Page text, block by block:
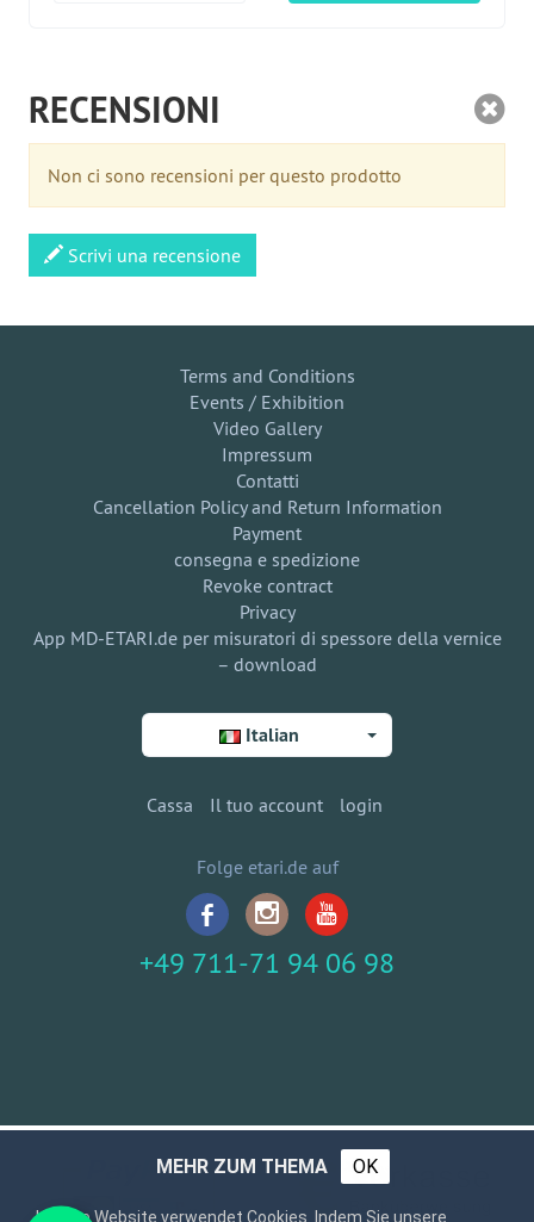
RECENSIONI
Non ci sono recensioni per questo prodotto
Scrivi una recensione
Terms and Conditions
Events / Exhibition
Video Gallery
Impressum
Contatti
Cancellation Policy and Return Information
Payment
consegna e spedizione
Revoke contract
Privacy
App MD-ETARI.de per misuratori di spessore della vernice
– download
Italian
Cassa Il tuo account login
Folge etari.de auf
+49 711-71 94 06 98
MEHR ZUM THEMA OK
Unsere Website verwendet Cookies. Indem Sie unsere